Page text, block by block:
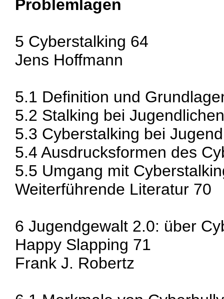
Problemlagen
5 Cyberstalking 64
Jens Hoffmann
5.1 Definition und
5.2 Stalking bei
5.3 Cyberstalking bei
5.4 Ausdrucksformen des
5.5 Umgang mit
Weiterführende Literatur 70
6 Jugendgewalt 2.0: über
Happy Slapping 71
Frank J. Robertz